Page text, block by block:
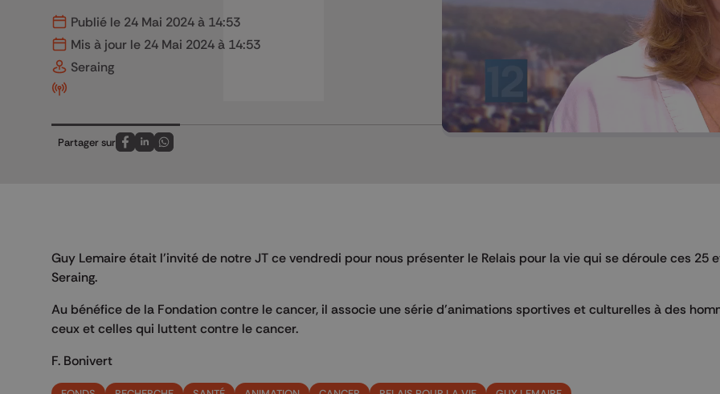
Publié le 24 Mai 2024 à 14:53
Mis à jour le 24 Mai 2024 à 14:53
Seraing
Partager sur
Partagez sur FaceBook
Partagez sur LinkedIn
Partagez sur Whatsapp
Guy Lemaire était l'invité de notre JT ce vendredi pour nous présenter le Relais pour la vie qui se déroule ces 25
Seraing.
Au bénéfice de la Fondation contre le cancer, il associe une série d'animations sportives et culturelles à des
ceux et celles qui luttent contre le cancer.
F. Bonivert